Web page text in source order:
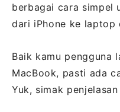
berbagai cara simpel
dari iPhone ke laptop
Baik kamu pengguna
MacBook, pasti ada
Yuk, simak